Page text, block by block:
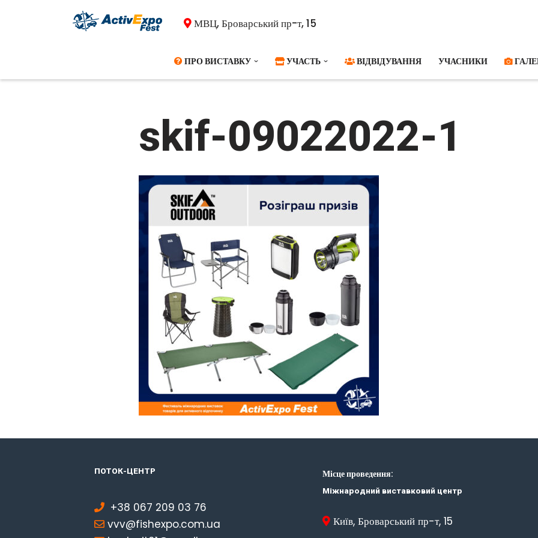
МВЦ, Броварський пр-т, 15
ПРО ВИСТАВКУ УЧАСТЬ ВІДВІДУВАННЯ УЧАСНИКИ
skif-09022022-1
ПОТОК-ЦЕНТР
+38 067 209 03 76
vvv@fishexpo.com.ua
Місце проведення:
Міжнародний виставковий центр
Київ, Броварський пр-т, 15